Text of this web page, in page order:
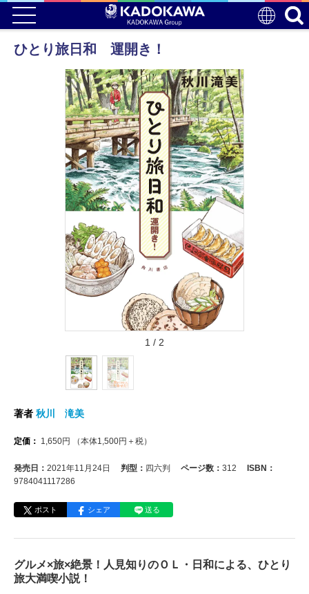
ひとり旅日和 運開き！
1 / 2
著者 秋川 滝美
定価： 1,650円 （本体1,500円＋税）
発売日： 2021年11月24日 判型： 四六判 ページ数： 312
ISBN：
9784041117286
ポスト シェア 送る
グルメ×旅×絶景！人見知りのＯＬ・日和による、ひとり
旅大満喫小説！